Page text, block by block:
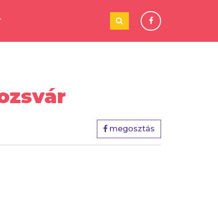
megosztás